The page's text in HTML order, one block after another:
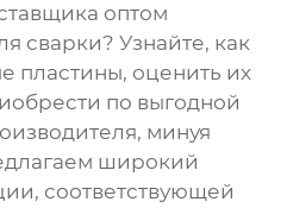
оптом
сварки? Узнайте, как
пластины, оценить их
по выгодной
минуя
широкий
соответствующей